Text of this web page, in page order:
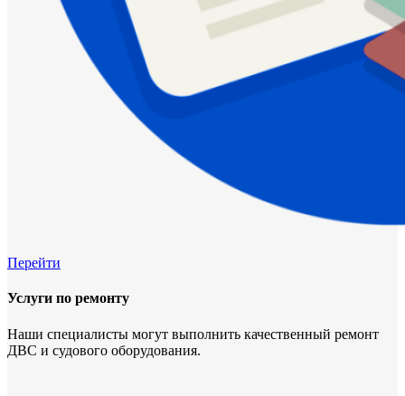
Перейти
Услуги по ремонту
Наши специалисты могут выполнить качественный ремонт
ДВС и судового оборудования.